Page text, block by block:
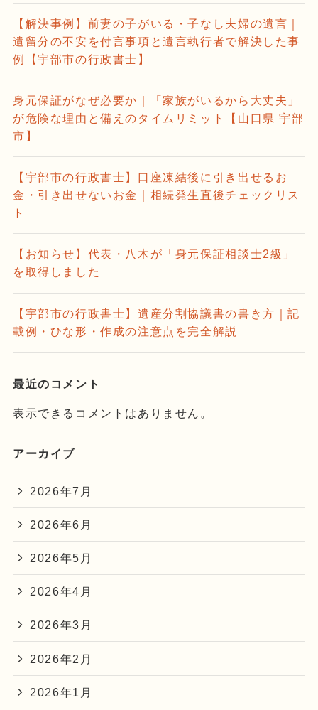
【解決事例】前妻の子がいる・子なし夫婦の遺言｜
遺留分の不安を付言事項と遺言執行者で解決した事
例【宇部市の行政書士】
身元保証がなぜ必要か｜「家族がいるから大丈夫」
が危険な理由と備えのタイムリミット【山口県 宇部
市】
【宇部市の行政書士】口座凍結後に引き出せるお
金・引き出せないお金｜相続発生直後チェックリス
ト
【お知らせ】代表・八木が「身元保証相談士2級」
を取得しました
【宇部市の行政書士】遺産分割協議書の書き方｜記
載例・ひな形・作成の注意点を完全解説
最近のコメント
表示できるコメントはありません。
アーカイブ
2026年7月
2026年6月
2026年5月
2026年4月
2026年3月
2026年2月
2026年1月